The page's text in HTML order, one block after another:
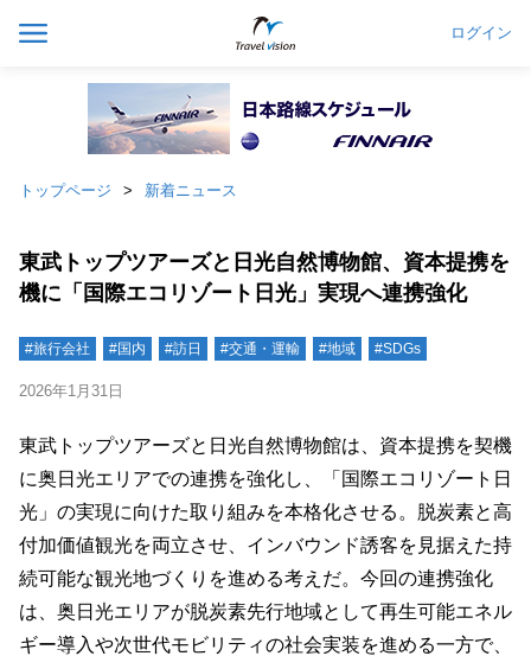
ログイン
トップページ 新着ニュース
東武トップツアーズと日光自然博物館、資本提携を
機に「国際エコリゾート日光」実現へ連携強化
#旅行会社 #国内 #訪日 #交通・運輸 #地域 #SDGs
2026年1月31日
東武トップツアーズと日光自然博物館は、資本提携を契機
に奥日光エリアでの連携を強化し、「国際エコリゾート日
光」の実現に向けた取り組みを本格化させる。脱炭素と高
付加価値観光を両立させ、インバウンド誘客を見据えた持
続可能な観光地づくりを進める考えだ。今回の連携強化
は、奥日光エリアが脱炭素先行地域として再生可能エネル
ギー導入や次世代モビリティの社会実装を進める一方で、